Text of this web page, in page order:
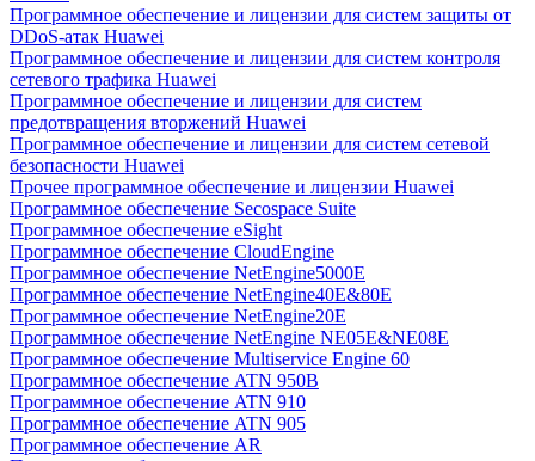
Программное обеспечение и лицензии для систем защиты от
DDoS-атак Huawei
Программное обеспечение и лицензии для систем контроля
сетевого трафика Huawei
Программное обеспечение и лицензии для систем
предотвращения вторжений Huawei
Программное обеспечение и лицензии для систем сетевой
безопасности Huawei
Прочее программное обеспечение и лицензии Huawei
Программное обеспечение Secospace Suite
Программное обеспечение eSight
Программное обеспечение CloudEngine
Программное обеспечение NetEngine5000E
Программное обеспечение NetEngine40E&80E
Программное обеспечение NetEngine20E
Программное обеспечение NetEngine NE05E&NE08E
Программное обеспечение Multiservice Engine 60
Программное обеспечение ATN 950B
Программное обеспечение ATN 910
Программное обеспечение ATN 905
Программное обеспечение AR